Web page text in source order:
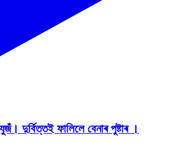
দুৰ্বিত্তই ফালিলে বেনাৰ পুষ্টাৰ ।